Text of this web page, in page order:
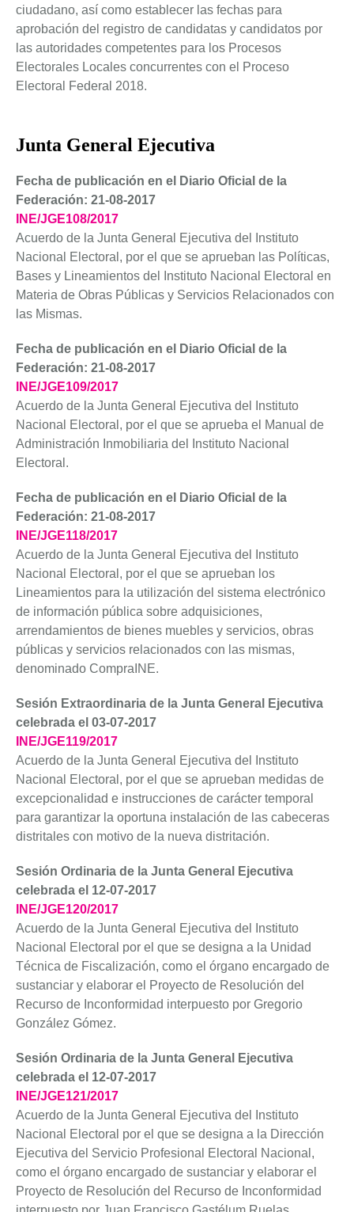
ciudadano, así como establecer las fechas para
aprobación del registro de candidatas y candidatos por
las autoridades competentes para los Procesos
Electorales Locales concurrentes con el Proceso
Electoral Federal 2018.
Junta General Ejecutiva
Fecha de publicación en el Diario Oficial de la
Federación: 21-08-2017
INE/JGE108/2017
Acuerdo de la Junta General Ejecutiva del Instituto
Nacional Electoral, por el que se aprueban las Políticas,
Bases y Lineamientos del Instituto Nacional Electoral en
Materia de Obras Públicas y Servicios Relacionados con
las Mismas.
Fecha de publicación en el Diario Oficial de la
Federación: 21-08-2017
INE/JGE109/2017
Acuerdo de la Junta General Ejecutiva del Instituto
Nacional Electoral, por el que se aprueba el Manual de
Administración Inmobiliaria del Instituto Nacional
Electoral.
Fecha de publicación en el Diario Oficial de la
Federación: 21-08-2017
INE/JGE118/2017
Acuerdo de la Junta General Ejecutiva del Instituto
Nacional Electoral, por el que se aprueban los
Lineamientos para la utilización del sistema electrónico
de información pública sobre adquisiciones,
arrendamientos de bienes muebles y servicios, obras
públicas y servicios relacionados con las mismas,
denominado CompraINE.
Sesión Extraordinaria de la Junta General Ejecutiva
celebrada el 03-07-2017
INE/JGE119/2017
Acuerdo de la Junta General Ejecutiva del Instituto
Nacional Electoral, por el que se aprueban medidas de
excepcionalidad e instrucciones de carácter temporal
para garantizar la oportuna instalación de las cabeceras
distritales con motivo de la nueva distritación.
Sesión Ordinaria de la Junta General Ejecutiva
celebrada el 12-07-2017
INE/JGE120/2017
Acuerdo de la Junta General Ejecutiva del Instituto
Nacional Electoral por el que se designa a la Unidad
Técnica de Fiscalización, como el órgano encargado de
sustanciar y elaborar el Proyecto de Resolución del
Recurso de Inconformidad interpuesto por Gregorio
González Gómez.
Sesión Ordinaria de la Junta General Ejecutiva
celebrada el 12-07-2017
INE/JGE121/2017
Acuerdo de la Junta General Ejecutiva del Instituto
Nacional Electoral por el que se designa a la Dirección
Ejecutiva del Servicio Profesional Electoral Nacional,
como el órgano encargado de sustanciar y elaborar el
Proyecto de Resolución del Recurso de Inconformidad